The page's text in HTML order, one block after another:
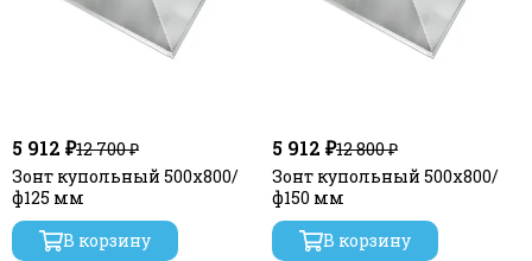
5 912 ₽12 700 ₽
Зонт купольный 500х800/
ф125 мм
В корзину
5 912 ₽12 800 ₽
Зонт купольный 500х800/
ф150 мм
В корзину